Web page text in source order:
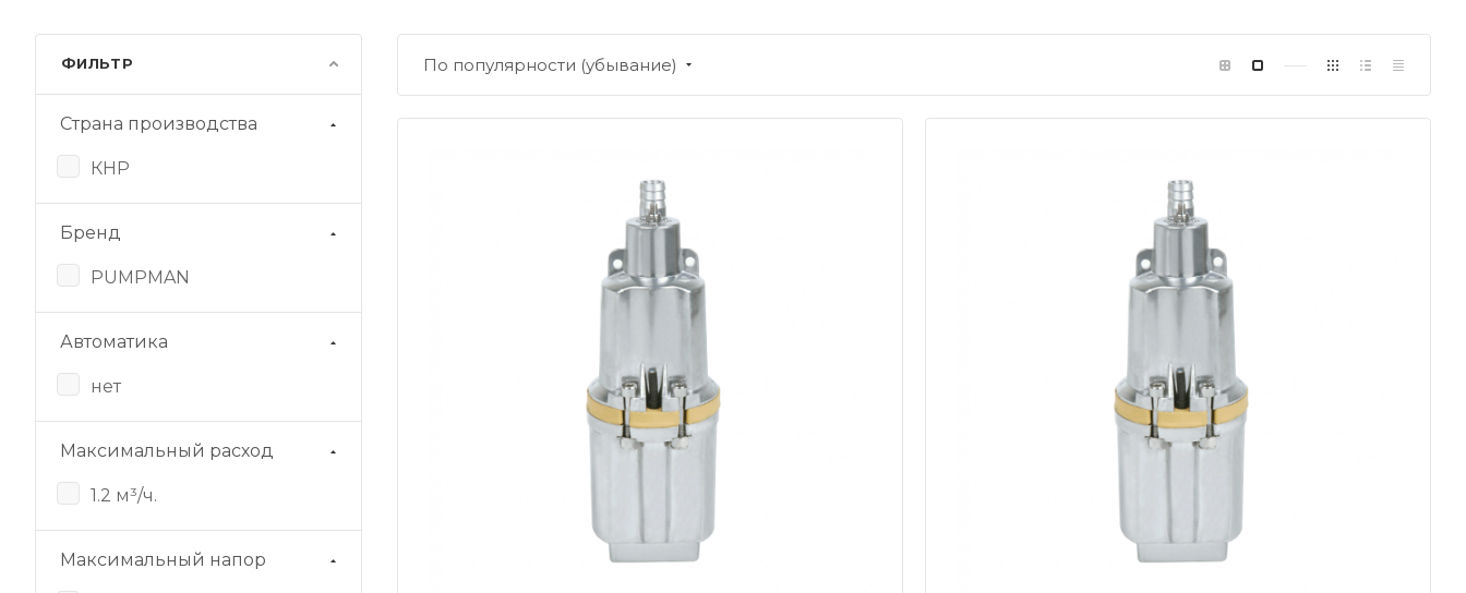
По популярности (убывание)
ФИЛЬТР
Страна производства
КНР
Бренд
PUMPMAN
Автоматика
нет
Максимальный расход
1.2 м³/ч.
Максимальный напор